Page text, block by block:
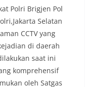
Polri Brigjen Pol
Selatan
CCTV yang
di daerah
saat ini
komprehensif
oleh Satgas